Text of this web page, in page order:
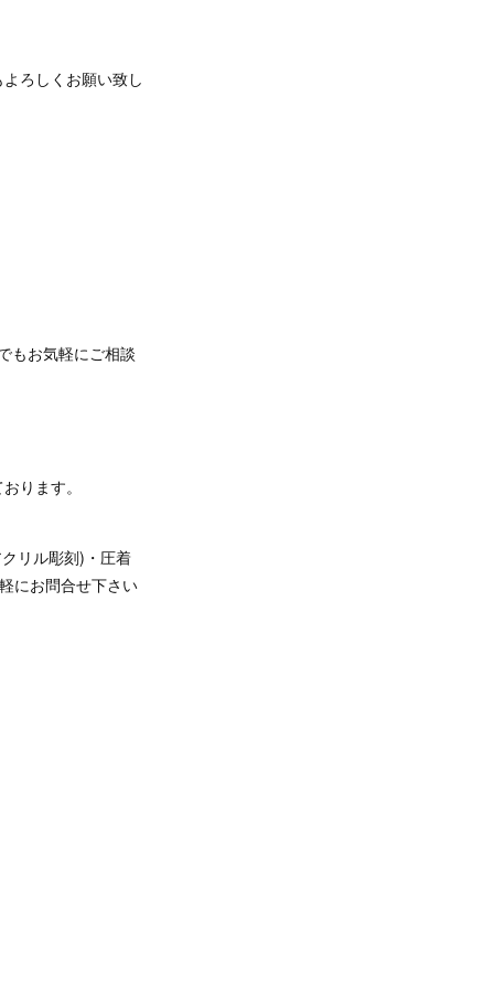
ろしくお願い致し
もお気軽にご相談
ります。
リル彫刻)・圧着
にお問合せ下さい